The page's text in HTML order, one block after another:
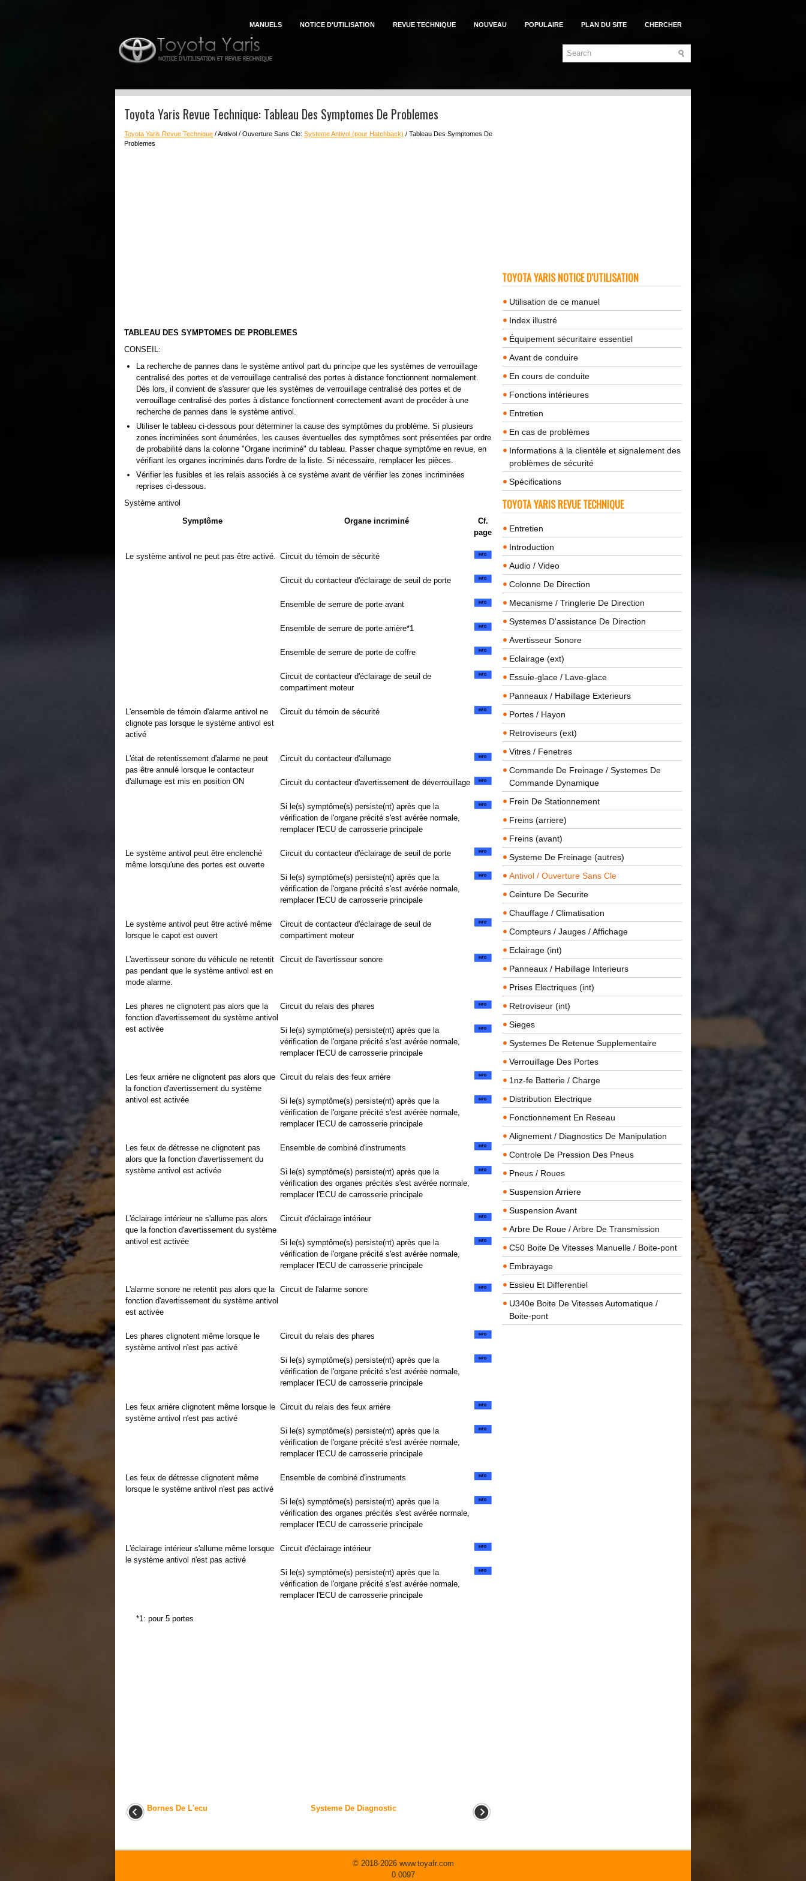
MANUELS NOTICE D'UTILISATION REVUE TECHNIQUE NOUVEAU POPULAIRE PLAN DU SITE CHERCHER
Toyota Yaris Revue Technique: Tableau Des Symptomes De Problemes
Toyota Yaris Revue Technique / Antivol / Ouverture Sans Cle: Systeme Antivol (pour Hatchback) / Tableau Des Symptomes De
Problemes
TABLEAU DES SYMPTOMES DE PROBLEMES
CONSEIL:
La recherche de pannes dans le système antivol part du principe que les systèmes de verrouillage
centralisé des portes et de verrouillage centralisé des portes à distance fonctionnent normalement.
Dès lors, il convient de s'assurer que les systèmes de verrouillage centralisé des portes et de
verrouillage centralisé des portes à distance fonctionnent correctement avant de procéder à une
recherche de pannes dans le système antivol.
Utiliser le tableau ci-dessous pour déterminer la cause des symptômes du problème. Si plusieurs
zones incriminées sont énumérées, les causes éventuelles des symptômes sont présentées par ordre
de probabilité dans la colonne "Organe incriminé" du tableau. Passer chaque symptôme en revue, en
vérifiant les organes incriminés dans l'ordre de la liste. Si nécessaire, remplacer les pièces.
Vérifier les fusibles et les relais associés à ce système avant de vérifier les zones incriminées
reprises ci-dessous.
Système antivol
Symptôme
Organe incriminé
Cf.
page
Le système antivol ne peut pas être activé. Circuit du témoin de sécurité
Circuit du contacteur d'éclairage de seuil de porte
Ensemble de serrure de porte avant
Ensemble de serrure de porte arrière*1
Ensemble de serrure de porte de coffre
Circuit de contacteur d'éclairage de seuil de
compartiment moteur
L'ensemble de témoin d'alarme antivol ne
clignote pas lorsque le système antivol est
activé
Circuit du témoin de sécurité
L'état de retentissement d'alarme ne peut
pas être annulé lorsque le contacteur
d'allumage est mis en position ON
Circuit du contacteur d'allumage
Circuit du contacteur d'avertissement de déverrouillage
Si le(s) symptôme(s) persiste(nt) après que la
vérification de l'organe précité s'est avérée normale,
remplacer l'ECU de carrosserie principale
Le système antivol peut être enclenché
même lorsqu'une des portes est ouverte
Circuit du contacteur d'éclairage de seuil de porte
Si le(s) symptôme(s) persiste(nt) après que la
vérification de l'organe précité s'est avérée normale,
remplacer l'ECU de carrosserie principale
Le système antivol peut être activé même
lorsque le capot est ouvert
Circuit de contacteur d'éclairage de seuil de
compartiment moteur
L'avertisseur sonore du véhicule ne retentit
pas pendant que le système antivol est en
mode alarme.
Circuit de l'avertisseur sonore
Les phares ne clignotent pas alors que la
fonction d'avertissement du système antivol
est activée
Circuit du relais des phares
Si le(s) symptôme(s) persiste(nt) après que la
vérification de l'organe précité s'est avérée normale,
remplacer l'ECU de carrosserie principale
Les feux arrière ne clignotent pas alors que
la fonction d'avertissement du système
antivol est activée
Circuit du relais des feux arrière
Si le(s) symptôme(s) persiste(nt) après que la
vérification de l'organe précité s'est avérée normale,
remplacer l'ECU de carrosserie principale
Les feux de détresse ne clignotent pas
alors que la fonction d'avertissement du
système antivol est activée
Ensemble de combiné d'instruments
Si le(s) symptôme(s) persiste(nt) après que la
vérification des organes précités s'est avérée normale,
remplacer l'ECU de carrosserie principale
L'éclairage intérieur ne s'allume pas alors
que la fonction d'avertissement du système
antivol est activée
Circuit d'éclairage intérieur
Si le(s) symptôme(s) persiste(nt) après que la
vérification de l'organe précité s'est avérée normale,
remplacer l'ECU de carrosserie principale
L'alarme sonore ne retentit pas alors que la
fonction d'avertissement du système antivol
est activée
Circuit de l'alarme sonore
Les phares clignotent même lorsque le
système antivol n'est pas activé
Circuit du relais des phares
Si le(s) symptôme(s) persiste(nt) après que la
vérification de l'organe précité s'est avérée normale,
remplacer l'ECU de carrosserie principale
Les feux arrière clignotent même lorsque le
système antivol n'est pas activé
Circuit du relais des feux arrière
Si le(s) symptôme(s) persiste(nt) après que la
vérification de l'organe précité s'est avérée normale,
remplacer l'ECU de carrosserie principale
Les feux de détresse clignotent même
lorsque le système antivol n'est pas activé
Ensemble de combiné d'instruments
Si le(s) symptôme(s) persiste(nt) après que la
vérification des organes précités s'est avérée normale,
remplacer l'ECU de carrosserie principale
L'éclairage intérieur s'allume même lorsque
le système antivol n'est pas activé
Circuit d'éclairage intérieur
Si le(s) symptôme(s) persiste(nt) après que la
vérification de l'organe précité s'est avérée normale,
remplacer l'ECU de carrosserie principale
*1: pour 5 portes
Bornes De L'ecu Systeme De Diagnostic
TOYOTA YARIS NOTICE D'UTILISATION
Utilisation de ce manuel
Index illustré
Équipement sécuritaire essentiel
Avant de conduire
En cours de conduite
Fonctions intérieures
Entretien
En cas de problèmes
Informations à la clientèle et signalement des
problèmes de sécurité
Spécifications
TOYOTA YARIS REVUE TECHNIQUE
Entretien
Introduction
Audio / Video
Colonne De Direction
Mecanisme / Tringlerie De Direction
Systemes D'assistance De Direction
Avertisseur Sonore
Eclairage (ext)
Essuie-glace / Lave-glace
Panneaux / Habillage Exterieurs
Portes / Hayon
Retroviseurs (ext)
Vitres / Fenetres
Commande De Freinage / Systemes De
Commande Dynamique
Frein De Stationnement
Freins (arriere)
Freins (avant)
Systeme De Freinage (autres)
Antivol / Ouverture Sans Cle
Ceinture De Securite
Chauffage / Climatisation
Compteurs / Jauges / Affichage
Eclairage (int)
Panneaux / Habillage Interieurs
Prises Electriques (int)
Retroviseur (int)
Sieges
Systemes De Retenue Supplementaire
Verrouillage Des Portes
1nz-fe Batterie / Charge
Distribution Electrique
Fonctionnement En Reseau
Alignement / Diagnostics De Manipulation
Controle De Pression Des Pneus
Pneus / Roues
Suspension Arriere
Suspension Avant
Arbre De Roue / Arbre De Transmission
C50 Boite De Vitesses Manuelle / Boite-pont
Embrayage
Essieu Et Differentiel
U340e Boite De Vitesses Automatique /
Boite-pont
© 2018-2026 www.toyafr.com
0.0097